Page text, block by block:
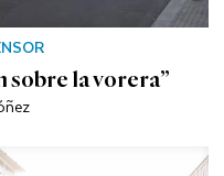
sobre la vorera”